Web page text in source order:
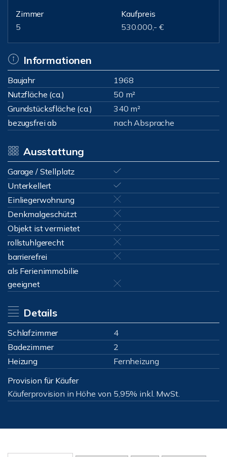
Zimmer
5
Kaufpreis
530.000,- €
Informationen
Baujahr
1968
Nutzfläche (ca.)
50 m²
Grundstücksfläche (ca.)
340 m²
bezugsfrei ab
nach Absprache
Ausstattung
Garage / Stellplatz
Unterkellert
Einliegerwohnung
Denkmalgeschützt
Objekt ist vermietet
rollstuhlgerecht
barrierefrei
als Ferienimmobilie
geeignet
Details
Schlafzimmer
4
Badezimmer
2
Heizung
Fernheizung
Provision für Käufer
Käuferprovision in Höhe von 5,95% inkl. MwSt.